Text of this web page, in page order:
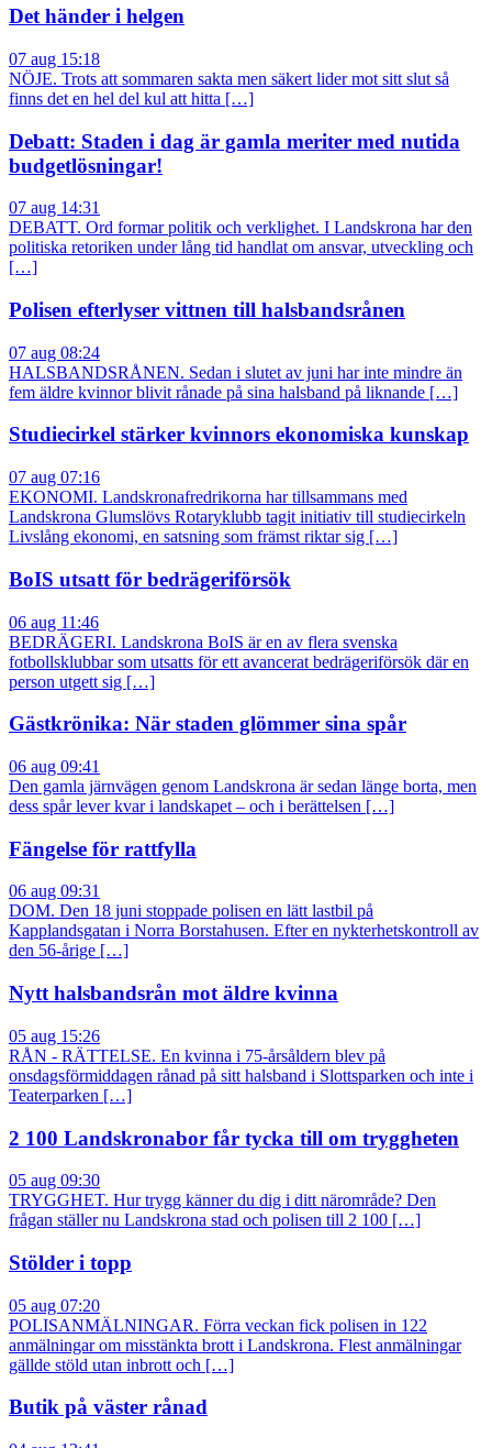
Det händer i helgen
07 aug 15:18
NÖJE. Trots att sommaren sakta men säkert lider mot sitt slut så
finns det en hel del kul att hitta […]
Debatt: Staden i dag är gamla meriter med nutida
budgetlösningar!
07 aug 14:31
DEBATT. Ord formar politik och verklighet. I Landskrona har den
politiska retoriken under lång tid handlat om ansvar, utveckling och
[…]
Polisen efterlyser vittnen till halsbandsrånen
07 aug 08:24
HALSBANDSRÅNEN. Sedan i slutet av juni har inte mindre än
fem äldre kvinnor blivit rånade på sina halsband på liknande […]
Studiecirkel stärker kvinnors ekonomiska kunskap
07 aug 07:16
EKONOMI. Landskronafredrikorna har tillsammans med
Landskrona Glumslövs Rotaryklubb tagit initiativ till studiecirkeln
Livslång ekonomi, en satsning som främst riktar sig […]
BoIS utsatt för bedrägeriförsök
06 aug 11:46
BEDRÄGERI. Landskrona BoIS är en av flera svenska
fotbollsklubbar som utsatts för ett avancerat bedrägeriförsök där en
person utgett sig […]
Gästkrönika: När staden glömmer sina spår
06 aug 09:41
Den gamla järnvägen genom Landskrona är sedan länge borta, men
dess spår lever kvar i landskapet – och i berättelsen […]
Fängelse för rattfylla
06 aug 09:31
DOM. Den 18 juni stoppade polisen en lätt lastbil på
Kapplandsgatan i Norra Borstahusen. Efter en nykterhetskontroll av
den 56-årige […]
Nytt halsbandsrån mot äldre kvinna
05 aug 15:26
RÅN - RÄTTELSE. En kvinna i 75-årsåldern blev på
onsdagsförmiddagen rånad på sitt halsband i Slottsparken och inte i
Teaterparken […]
2 100 Landskronabor får tycka till om tryggheten
05 aug 09:30
TRYGGHET. Hur trygg känner du dig i ditt närområde? Den
frågan ställer nu Landskrona stad och polisen till 2 100 […]
Stölder i topp
05 aug 07:20
POLISANMÄLNINGAR. Förra veckan fick polisen in 122
anmälningar om misstänkta brott i Landskrona. Flest anmälningar
gällde stöld utan inbrott och […]
Butik på väster rånad